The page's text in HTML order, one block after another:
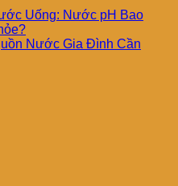
Uống: Nước pH Bao
Nước Gia Đình Cần